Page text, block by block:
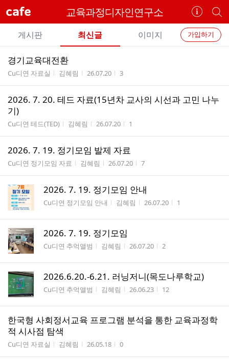
cafe 교육과정디자인연구소
카
페
정
보
개
별
카
페
카
페
메
뉴
가입하기
게시판 최신글 이미지
전
체
글
리
경기교육대전환
게시판명
Cu디연 자료실 작성자
김혜림 작성시간
26.07.20 조회수
3
2026. 7. 20. 테드 자료(15년차 교사의 시선과 고민 나누
기)
게시판명
Cu디연 테드(TED) 작성자
김혜림 작성시간
26.07.20 조회수
1
2026. 7. 19. 정기모임 발제 자료
게시판명
Cu디연 정기모임 자료 작성자
김혜림 작성시간
26.07.20 조회수
7
2026. 7. 19. 정기모임 안내
게시판명
Cu디연 정기모임 안내 작성자
김혜림 작성시간
26.07.20 조회수
1
2026. 7. 19. 정기모임
게시판명
Cu디연 추억앨범 작성자
김혜림 작성시간
26.07.20 조회수
2
2026.6.20.-6.21. 러닝저니(목도나루학교)
게시판명
Cu디연 추억앨범 작성자
김혜림 작성시간
26.06.23 조회수
12
한국형 사회정서교육 프로그램 분석을 통한 교육과정학
적 시사점 탐색
게시판명
Cu디연 자료실 작성자
김혜림 작성시간
26.05.18 조회수
0